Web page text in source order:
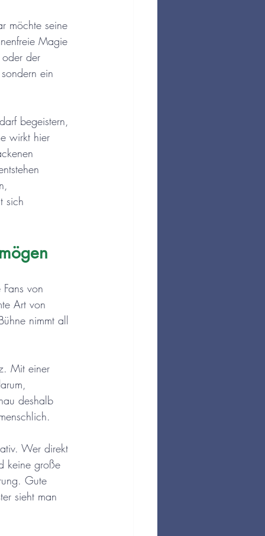
möchte seine
Magie
der
ein
begeistern,
wirkt hier
sich
von
Art von
nimmt all
Mit einer
deshalb
Wer direkt
keine große
Gute
sieht man